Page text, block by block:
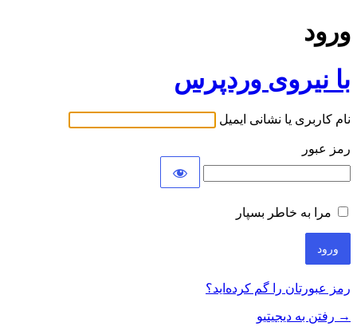
ورود
با نیروی وردپرس
نام کاربری یا نشانی ایمیل
رمز عبور
مرا به خاطر بسپار
رمز عبورتان را گم کرده‌اید؟
→ رفتن به دیجیتیو